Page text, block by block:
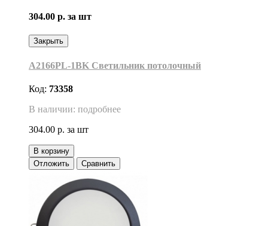
304.00 р. за шт
Закрыть
A2166PL-1BK Светильник потолочный
Код: 73358
В наличии: подробнее
304.00 р. за шт
В корзину
Отложить
Сравнить